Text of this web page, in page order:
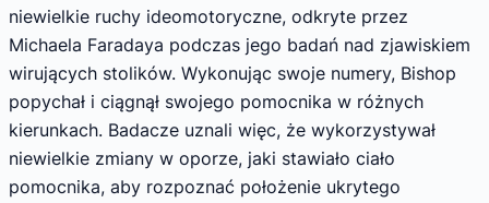
niewielkie ruchy ideomotoryczne, odkryte przez
Michaela Faradaya podczas jego badań nad zjawiskiem
wirujących stolików. Wykonując swoje numery, Bishop
popychał i ciągnął swojego pomocnika w różnych
kierunkach. Badacze uznali więc, że wykorzystywał
niewielkie zmiany w oporze, jaki stawiało ciało
pomocnika, aby rozpoznać położenie ukrytego